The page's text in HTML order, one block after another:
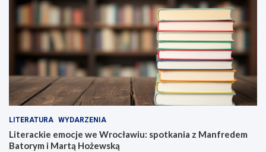
LITERATURA WYDARZENIA
Literackie emocje we Wrocławiu: spotkania z Manfredem
Batorym i Martą Hożewską